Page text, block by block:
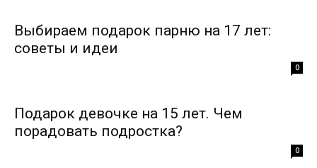
Выбираем подарок парню на 17 лет:
советы и идеи
0
Подарок девочке на 15 лет. Чем
порадовать подростка?
0